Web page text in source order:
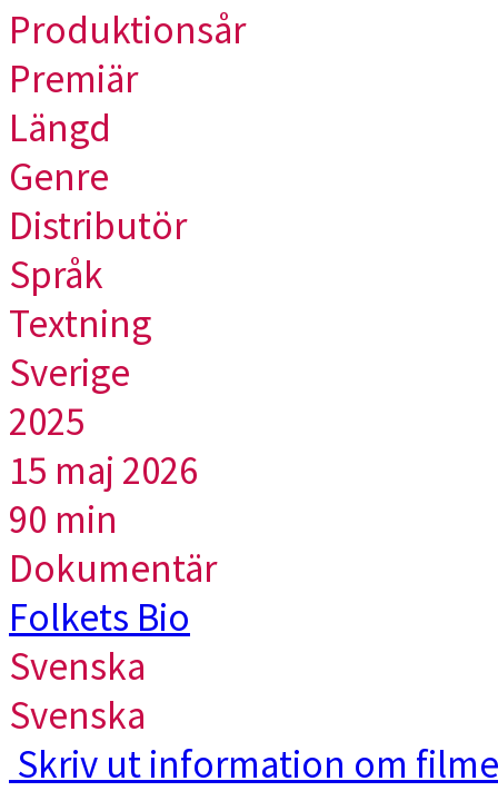
Produktionsår
Premiär
Längd
Genre
Distributör
Språk
Textning
Sverige
2025
15 maj 2026
90 min
Dokumentär
Folkets Bio
Svenska
Svenska
Skriv ut information om